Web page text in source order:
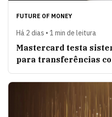
FUTURE OF MONEY
Há 2 dias • 1 min de leitura
Mastercard testa
para transferências